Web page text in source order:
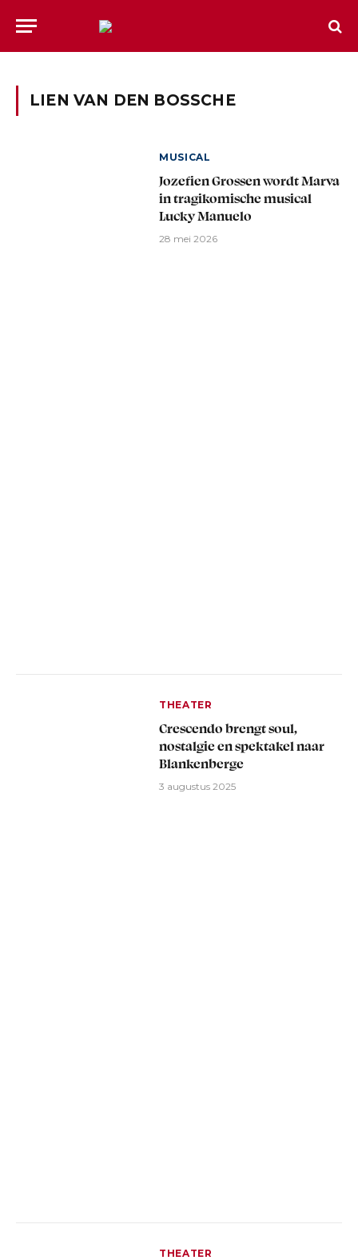
LIEN VAN DEN BOSSCHE
MUSICAL
Jozefien Grossen wordt Marva
in tragikomische musical
Lucky Manuelo
28 mei 2026
THEATER
Crescendo brengt soul,
nostalgie en spektakel naar
Blankenberge
3 augustus 2025
THEATER